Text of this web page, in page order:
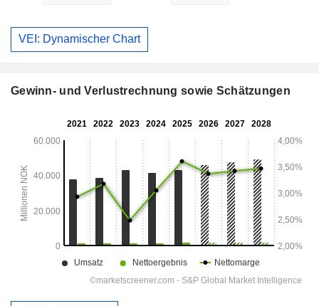
VEI: Dynamischer Chart
Gewinn- und Verlustrechnung sowie Schätzungen